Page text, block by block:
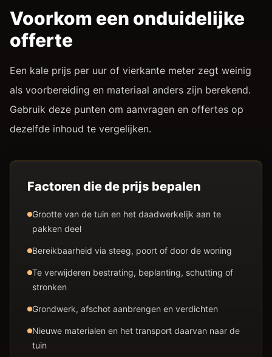
Voorkom een onduidelijke
offerte
Een kale prijs per uur of vierkante meter zegt weinig
als voorbereiding en materiaal anders zijn berekend.
Gebruik deze punten om aanvragen en offertes op
dezelfde inhoud te vergelijken.
Factoren die de prijs bepalen
Grootte van de tuin en het daadwerkelijk aan te
pakken deel
Bereikbaarheid via steeg, poort of door de woning
Te verwijderen bestrating, beplanting, schutting of
stronken
Grondwerk, afschot aanbrengen en verdichten
Nieuwe materialen en het transport daarvan naar de
tuin